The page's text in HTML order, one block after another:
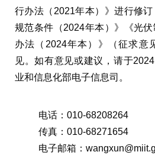
行办法（2021年本）》进行修
规范条件（2024年本）》《光
办法（2024年本）》（征求意
见。如有意见或建议，请于
业和信息化部电子信息司。
电话：010-68208264
传真：010-68271654
电子邮箱：